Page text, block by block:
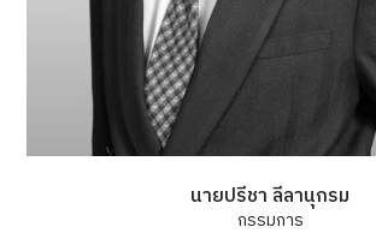
นายปรีชา ลีลานุกรม
กรรมการ